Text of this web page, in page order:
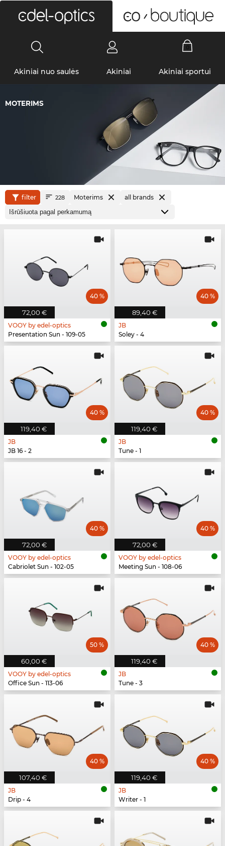
Akiniai nuo saulės Akiniai Akiniai sportui
MOTERIMS
filter 228 Moterims all brands
72,00 €
40 %
VOOY by edel-optics
Presentation Sun - 109-05
89,40 €
40 %
JB
Soley - 4
119,40 €
40 %
JB
JB 16 - 2
119,40 €
40 %
JB
Tune - 1
72,00 €
40 %
VOOY by edel-optics
Cabriolet Sun - 102-05
72,00 €
40 %
VOOY by edel-optics
Meeting Sun - 108-06
60,00 €
50 %
VOOY by edel-optics
Office Sun - 113-06
119,40 €
40 %
JB
Tune - 3
107,40 €
40 %
JB
Drip - 4
119,40 €
40 %
JB
Writer - 1